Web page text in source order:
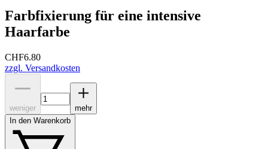
Farbfixierung für eine intensive
Haarfarbe
CHF6.80
zzgl. Versandkosten
weniger
mehr
In den Warenkorb